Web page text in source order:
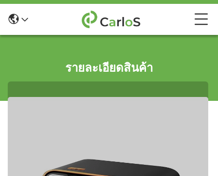
รายละเอียดสินค้า